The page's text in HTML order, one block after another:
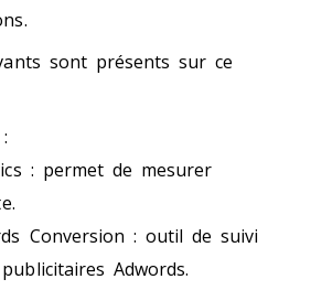
sont présents sur ce
: permet de mesurer
Conversion : outil de suivi
Adwords.